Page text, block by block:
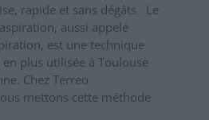
rapide et sans dégâts Le
aussi appelé
est une technique
plus utilisée à Toulouse
Chez Terreo
mettons cette méthode